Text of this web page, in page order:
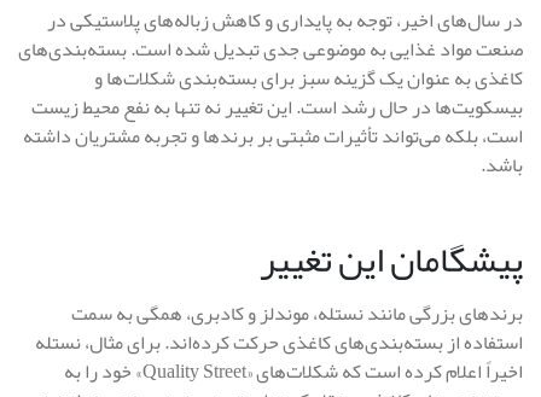
در سال‌های اخیر، توجه به پایداری و کاهش زباله‌های پلاستیکی در
صنعت مواد غذایی به موضوعی جدی تبدیل شده است. بسته‌بندی‌های
کاغذی به عنوان یک گزینه سبز برای بسته‌بندی شکلات‌ها و
بیسکویت‌ها در حال رشد است. این تغییر نه تنها به نفع محیط زیست
است، بلکه می‌تواند تأثیرات مثبتی بر برندها و تجربه مشتریان داشته
باشد.
پیشگامان این تغییر
برندهای بزرگی مانند نستله، موندلز و کادبری، همگی به سمت
استفاده از بسته‌بندی‌های کاغذی حرکت کرده‌اند. برای مثال، نستله
اخیراً اعلام کرده است که شکلات‌های «Quality Street» خود را به